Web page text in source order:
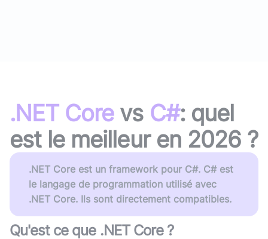
.NET Corevs C#: quel
est le meilleur en 2026?
.NET Core est un framework pour C#. C# est
le langage de programmation utilisé avec
.NET Core. Ils sont directement compatibles.
Qu'est ce que .NET Core?